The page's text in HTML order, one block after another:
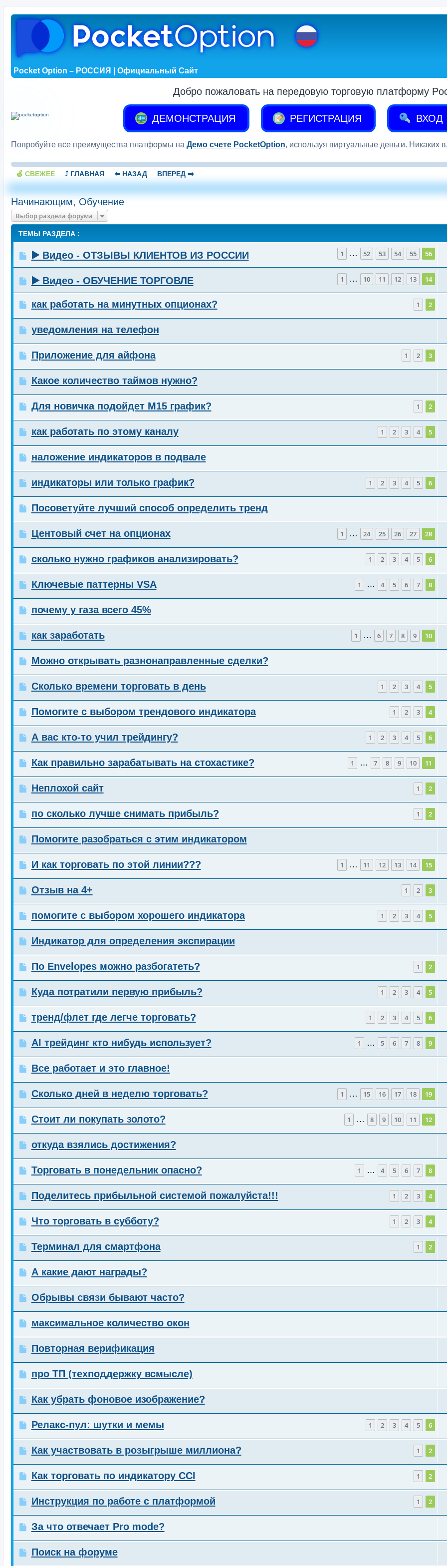
Pocket Option – РОССИЯ | Официальный Сайт
Добро пожаловать на передовую торговую платформу
ДЕМОНСТРАЦИЯ РЕГИСТРАЦИЯ ВХОД
Попробуйте все преимущества платформы на Демо счете PocketOption, используя виртуальные деньги. Никаких
🍏 СВЕЖЕЕ ⤴️ ГЛАВНАЯ ⬅️ НАЗАД ВПЕРЕД ➡️
Начинающим, Обучение
Выбор раздела форума
ТЕМЫ РАЗДЕЛА :
▶️ Видео - ОТЗЫВЫ КЛИЕНТОВ ИЗ РОССИИ 1 … 52 53 54 55 56
▶️ Видео - ОБУЧЕНИЕ ТОРГОВЛЕ 1 … 10 11 12 13 14
как работать на минутных опционах? 1 2
уведомления на телефон
Приложение для айфона 1 2 3
Какое количество таймов нужно?
Для новичка подойдет М15 график? 1 2
как работать по этому каналу 1 2 3 4 5
наложение индикаторов в подвале
индикаторы или только график? 1 2 3 4 5 6
Посоветуйте лучший способ определить тренд
Центовый счет на опционах 1 … 24 25 26 27 28
сколько нужно графиков анализировать? 1 2 3 4 5 6
Ключевые паттерны VSA 1 … 4 5 6 7 8
почему у газа всего 45%
как заработать 1 … 6 7 8 9 10
Можно открывать разнонаправленные сделки?
Сколько времени торговать в день 1 2 3 4 5
Помогите с выбором трендового индикатора 1 2 3 4
А вас кто-то учил трейдингу? 1 2 3 4 5 6
Как правильно зарабатывать на стохастике? 1 … 7 8 9 10 11
Неплохой сайт 1 2
по сколько лучше снимать прибыль? 1 2
Помогите разобраться с этим индикатором
И как торговать по этой линии??? 1 … 11 12 13 14 15
Отзыв на 4+ 1 2 3
помогите с выбором хорошего индикатора 1 2 3 4 5
Индикатор для определения экспирации
По Envelopes можно разбогатеть? 1 2
Куда потратили первую прибыль? 1 2 3 4 5
тренд/флет где легче торговать? 1 2 3 4 5 6
AI трейдинг кто нибудь использует? 1 … 5 6 7 8 9
Все работает и это главное!
Сколько дней в неделю торговать? 1 … 15 16 17 18 19
Стоит ли покупать золото? 1 … 8 9 10 11 12
откуда взялись достижения?
Торговать в понедельник опасно? 1 … 4 5 6 7 8
Поделитесь прибыльной системой пожалуйста!!! 1 2 3 4
Что торговать в субботу? 1 2 3 4
Терминал для смартфона 1 2
А какие дают награды?
Обрывы связи бывают часто?
максимальное количество окон
Повторная верификация
про ТП (техподдержку всмысле)
Как убрать фоновое изображение?
Релакс-пул: шутки и мемы 1 2 3 4 5 6
Как участвовать в розыгрыше миллиона? 1 2
Как торговать по индикатору CCI 1 2
Инструкция по работе с платформой 1 2
За что отвечает Pro mode?
Поиск на форуме